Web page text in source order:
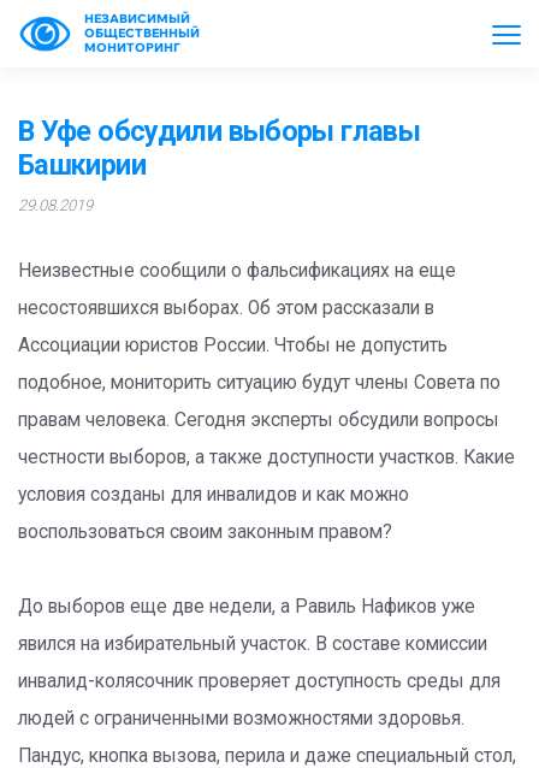
НЕЗАВИСИМЫЙ
ОБЩЕСТВЕННЫЙ
МОНИТОРИНГ
В Уфе обсудили выборы главы
Башкирии
29.08.2019
Неизвестные сообщили о фальсификациях на еще
несостоявшихся выборах. Об этом рассказали в
Ассоциации юристов России. Чтобы не допустить
подобное, мониторить ситуацию будут члены Совета по
правам человека. Сегодня эксперты обсудили вопросы
честности выборов, а также доступности участков. Какие
условия созданы для инвалидов и как можно
воспользоваться своим законным правом?
До выборов еще две недели, а Равиль Нафиков уже
явился на избирательный участок. В составе комиссии
инвалид-колясочник проверяет доступность среды для
людей с ограниченными возможностями здоровья.
Пандус, кнопка вызова, перила и даже специальный стол,